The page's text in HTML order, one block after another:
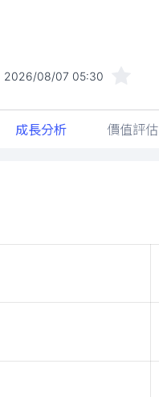
2026/08/07 05:30
成長分析 價值評估